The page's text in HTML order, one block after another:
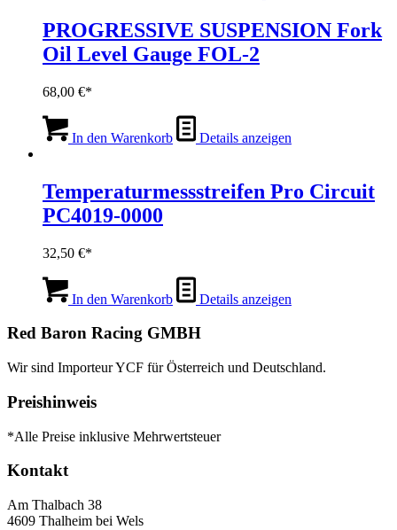
PROGRESSIVE SUSPENSION Fork
Oil Level Gauge FOL-2
68,00 €
In den Warenkorb Details anzeigen
Temperaturmessstreifen Pro Circuit
PC4019-0000
32,50 €
In den Warenkorb Details anzeigen
Red Baron Racing GMBH
Wir sind Importeur YCF für Österreich und Deutschland.
Preishinweis
*Alle Preise inklusive Mehrwertsteuer
Kontakt
Am Thalbach 38
4609 Thalheim bei Wels